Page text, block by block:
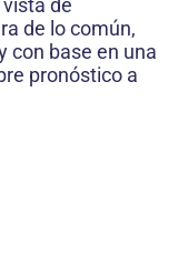
de
de lo común,
con base en una
pronóstico a